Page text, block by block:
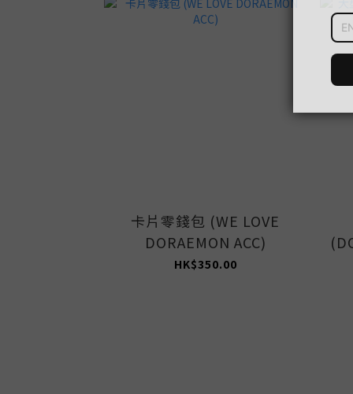
卡片零錢包 (WE LOVE
DORAEMON ACC)
HK$350.00